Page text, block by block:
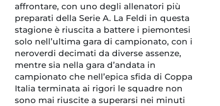
affrontare, con uno degli allenatori più
preparati della Serie A. La Feldi in questa
stagione è riuscita a battere i piemontesi
solo nell’ultima gara di campionato, con i
neroverdi decimati da diverse assenze,
mentre sia nella gara d’andata in
campionato che nell’epica sfida di Coppa
Italia terminata ai rigori le squadre non
sono mai riuscite a superarsi nei minuti